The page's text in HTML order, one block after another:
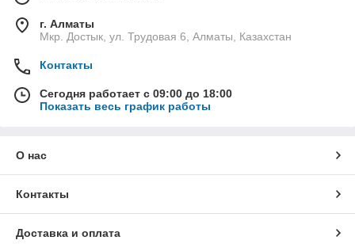
г. Алматы
Мкр. Достык, ул. Трудовая 6, Алматы, Казахстан
Контакты
Сегодня работает с 09:00 до 18:00
Показать весь график работы
О нас
Контакты
Доставка и оплата